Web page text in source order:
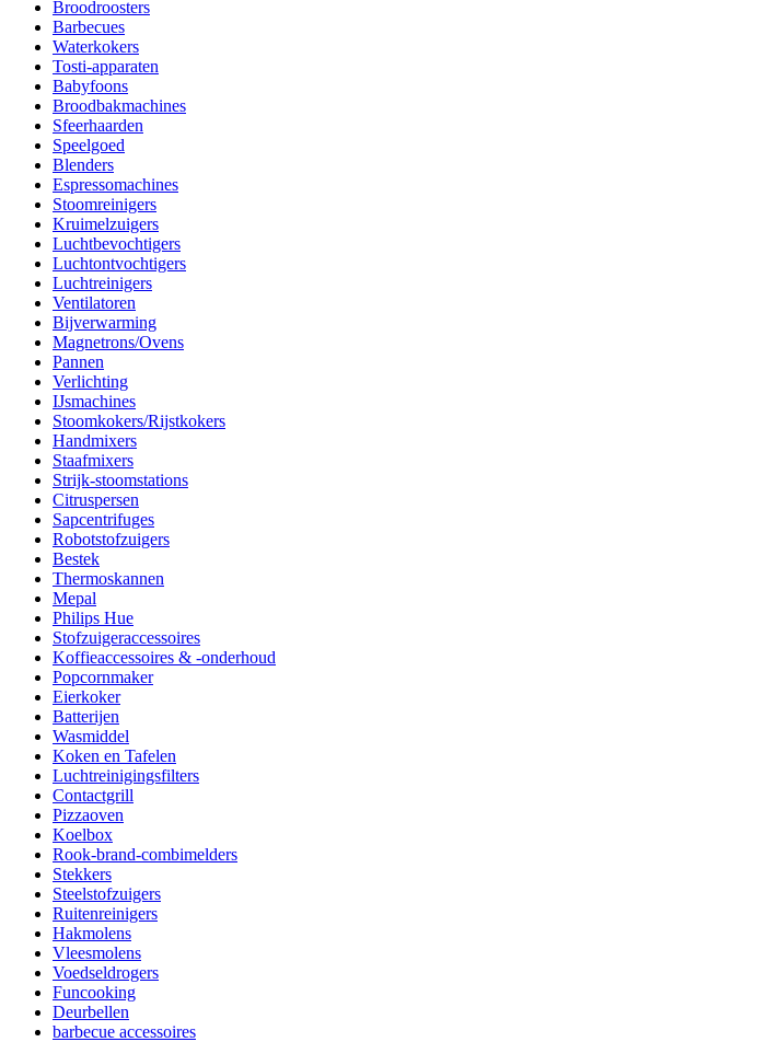
Broodroosters
Barbecues
Waterkokers
Tosti-apparaten
Babyfoons
Broodbakmachines
Sfeerhaarden
Speelgoed
Blenders
Espressomachines
Stoomreinigers
Kruimelzuigers
Luchtbevochtigers
Luchtontvochtigers
Luchtreinigers
Ventilatoren
Bijverwarming
Magnetrons/Ovens
Pannen
Verlichting
IJsmachines
Stoomkokers/Rijstkokers
Handmixers
Staafmixers
Strijk-stoomstations
Citruspersen
Sapcentrifuges
Robotstofzuigers
Bestek
Thermoskannen
Mepal
Philips Hue
Stofzuigeraccessoires
Koffieaccessoires & -onderhoud
Popcornmaker
Eierkoker
Batterijen
Wasmiddel
Koken en Tafelen
Luchtreinigingsfilters
Contactgrill
Pizzaoven
Koelbox
Rook-brand-combimelders
Stekkers
Steelstofzuigers
Ruitenreinigers
Hakmolens
Vleesmolens
Voedseldrogers
Funcooking
Deurbellen
barbecue accessoires